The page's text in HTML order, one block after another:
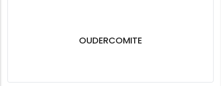
OUDERCOMITE